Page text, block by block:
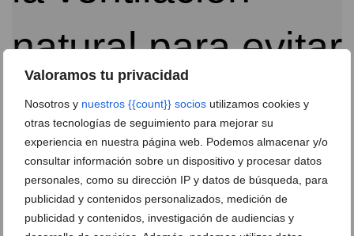
Valoramos tu privacidad
Nosotros y nuestros {{count}} socios utilizamos cookies y
otras tecnologías de seguimiento para mejorar su
experiencia en nuestra página web. Podemos almacenar y/o
consultar información sobre un dispositivo y procesar datos
personales, como su dirección IP y datos de búsqueda, para
publicidad y contenidos personalizados, medición de
publicidad y contenidos, investigación de audiencias y
El secreto del descanso premium: por qué los
colchones naturales y artesanales transforman el
11 de junio de 2026